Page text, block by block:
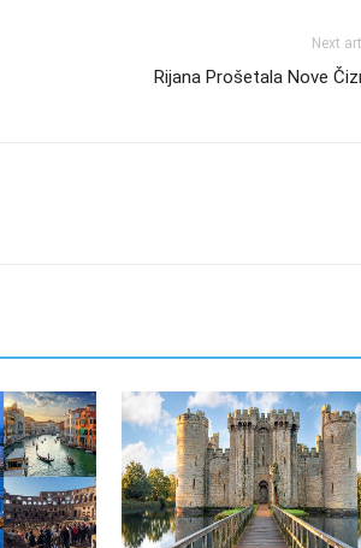
Next
Rijana Prošetala Nove